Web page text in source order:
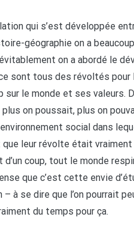
qui s’est développée
géographie on a
on a abordé le
sont tous des révoltés pour
le monde et ses valeurs.
on poussait, plus on
social dans
leur révolte était vraiment
coup, tout le monde
que c’est cette envie
à se dire que l’on pourrait
du temps pour ça.